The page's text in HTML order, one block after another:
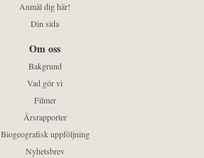
Anmäl dig här!
Din sida
Om oss
Bakgrund
Vad gör vi
Filmer
Årsrapporter
Biogeografisk uppföljning
Nyhetsbrev